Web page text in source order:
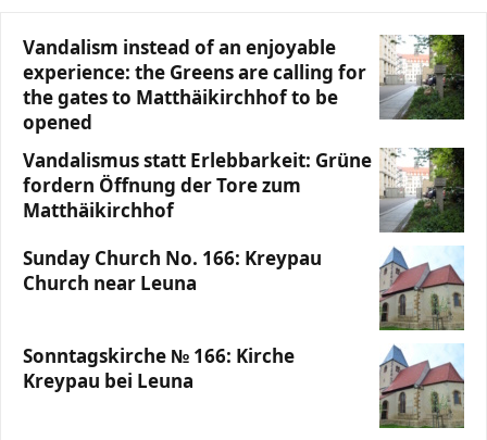
Vandalism instead of an enjoyable
experience: the Greens are calling for
the gates to Matthäikirchhof to be
opened
Vandalismus statt Erlebbarkeit: Grüne
fordern Öffnung der Tore zum
Matthäikirchhof
Sunday Church No. 166: Kreypau
Church near Leuna
Sonntagskirche № 166: Kirche
Kreypau bei Leuna